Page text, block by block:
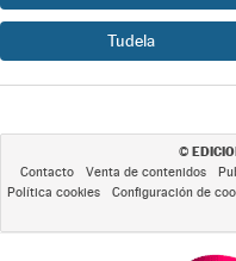
Tudela
©
Contacto Venta de contenidos
Política cookies
Configuración de